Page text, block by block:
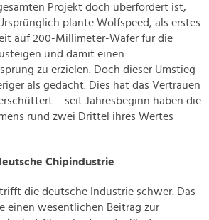
Projekt doch überfordert ist,
plante Wolfspeed, als erstes
auf 200-Millimeter-Wafer für die
und damit einen
zu erzielen. Doch dieser Umstieg
als gedacht. Dies hat das Vertrauen
– seit Jahresbeginn haben die
rund zwei Drittel ihres Wertes
Chipindustrie
die deutsche Industrie schwer. Das
einen wesentlichen Beitrag zur